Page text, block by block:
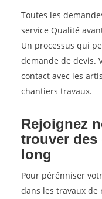
Toutes les
service Qualité
Un processus qui
demande de devis.
contact avec les
chantiers travaux.
Rejoignez
trouver des
long
Pour pérénniser
dans les travaux de